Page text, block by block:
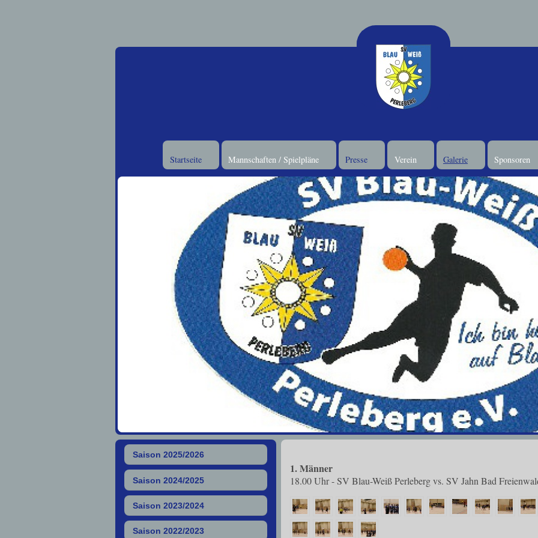
Startseite Mannschaften / Spielpläne Presse Verein Galerie Sponsoren
1. Männer
18.00 Uhr - SV Blau-Weiß Perleberg vs. SV Jahn Bad
Saison 2025/2026
Saison 2024/2025
Saison 2023/2024
Saison 2022/2023